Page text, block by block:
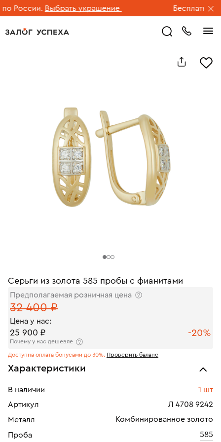
России. Выбрать украшение Бесплатная
Серьги из золота 585 пробы с фианитами
Предполагаемая розничная цена
32 400 ₽
Цена у нас:
25 900 ₽ -20%
Почему у нас дешевле
Доступна оплата бонусами до 30%. Проверить баланс
Характеристики
В наличии
1 шт
Артикул
Л 4708 9242
Металл
Комбинированное золото
Проба
585